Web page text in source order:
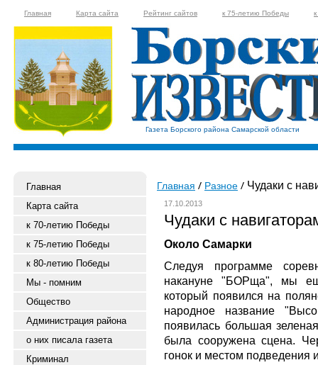
Главная Карта сайта Рейтинг сайтов к 75-летию Победы
Газета Борского района Самарской области
Главная
Карта сайта
к 70-летию Победы
к 75-летию Победы
к 80-летию Победы
Мы - помним
Общество
Администрация района
о них писала газета
Криминал
Главная Разное Чудаки с
17.10.2013
Чудаки с
Около Самарки
Следуя программе
накануне "БОРща", мы
который появился на
народное название
появилась большая
была сооружена сцена.
гонок и местом подведения